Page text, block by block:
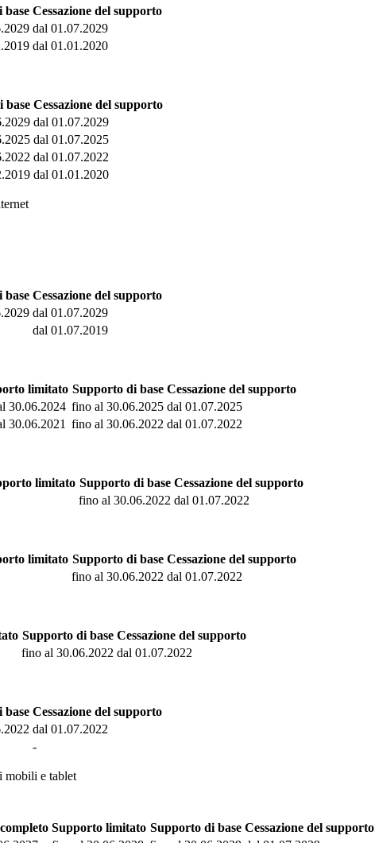
base Cessazione del supporto
dal 01.07.2029
dal 01.01.2020
base Cessazione del supporto
dal 01.07.2029
dal 01.07.2025
dal 01.07.2022
dal 01.01.2020
base Cessazione del supporto
dal 01.07.2029
dal 01.07.2019
limitato Supporto di base Cessazione del supporto
30.06.2024 fino al 30.06.2025 dal 01.07.2025
30.06.2021 fino al 30.06.2022 dal 01.07.2022
limitato Supporto di base Cessazione del supporto
fino al 30.06.2022 dal 01.07.2022
limitato Supporto di base Cessazione del supporto
fino al 30.06.2022 dal 01.07.2022
Supporto di base Cessazione del supporto
fino al 30.06.2022 dal 01.07.2022
base Cessazione del supporto
dal 01.07.2022
-
mobili e tablet
Supporto limitato Supporto di base Cessazione del supporto